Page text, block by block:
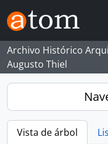
Skip to main content
Archivo Histórico
Augusto Thiel
Vista de árbol